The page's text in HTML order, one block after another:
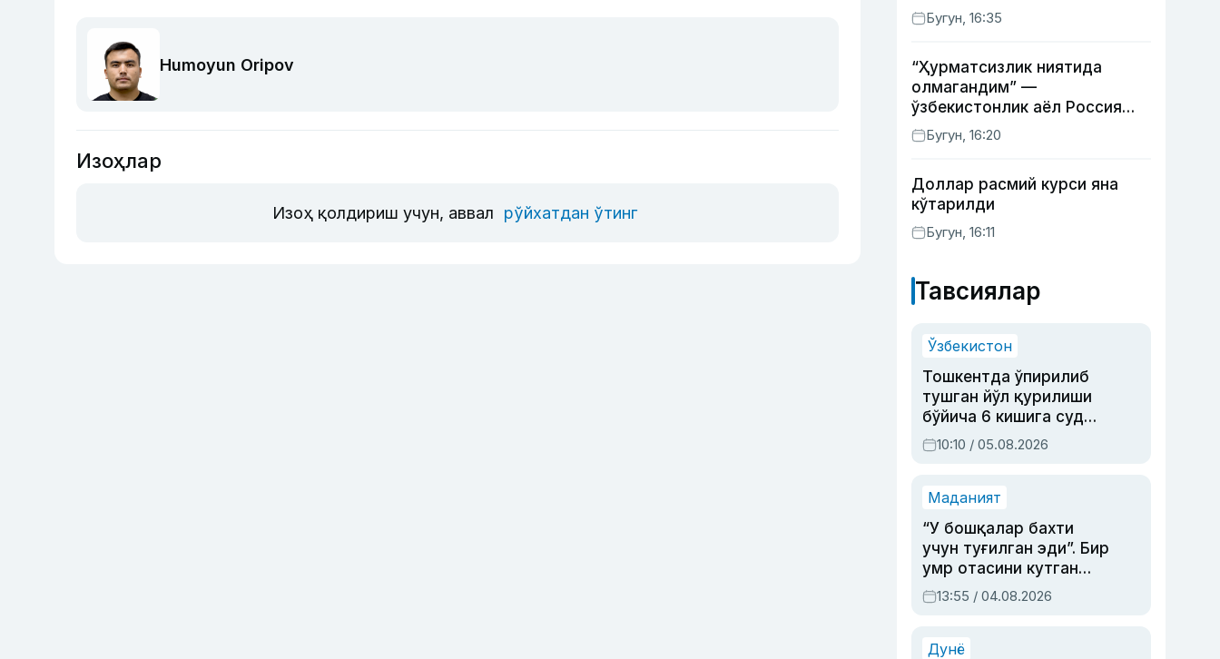
Humoyun Oripov
Изоҳлар
Изоҳ қолдириш учун, аввал рўйхатдан ўтинг
мумкин
Бугун, 16:35
“Ҳурматсизлик ниятида
олмагандим” —
ўзбекистонлик аёл Россия
давлат рамзлари туширилган
пояндоз ҳақида
Бугун, 16:20
Доллар расмий курси яна
кўтарилди
Бугун, 16:11
Тавсиялар
Ўзбекистон
Тошкентда ўпирилиб
тушган йўл қурилиши
бўйича 6 кишига суд
ҳукми ўқилди
10:10 / 05.08.2026
Маданият
“У бошқалар бахти
учун туғилган эди”. Бир
умр отасини кутган
актриса ва дубльяж
устаси Римма
синовларга тўла ҳаёти
13:55 / 04.08.2026
Дунё